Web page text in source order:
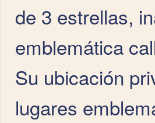
de 3 estrellas,
emblemática
Su ubicación
lugares